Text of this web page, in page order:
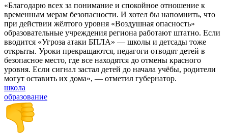
«Благодарю всех за понимание и спокойное отношение к
временным мерам безопасности. И хотел бы напомнить, что
при действии жёлтого уровня «Воздушная опасность»
образовательные учреждения региона работают штатно. Если
вводится «Угроза атаки БПЛА» — школы и детсады тоже
открыты. Уроки прекращаются, педагоги отводят детей в
безопасное место, где все находятся до отмены красного
уровня. Если сигнал застал детей до начала учёбы, родители
могут оставить их дома», — отметил губернатор.
школа
образование